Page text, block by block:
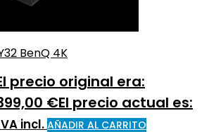
BenQ 4K
precio original era:
€El precio actual es:
incl. AÑADIR AL CARRITO